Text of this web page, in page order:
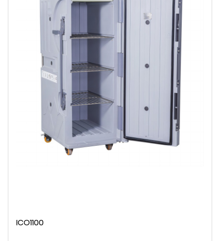
ICO1100